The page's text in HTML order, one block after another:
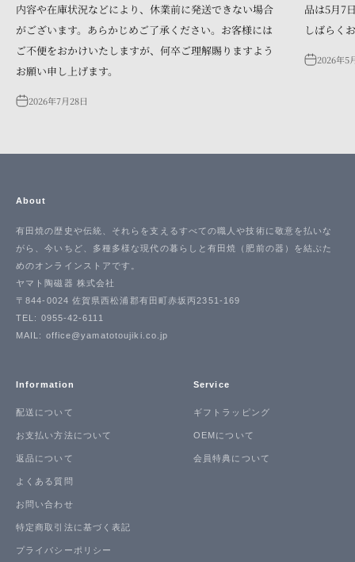
内容や在庫状況などにより、休業前に発送できない場合
がございます。あらかじめご了承ください。お客様には
ご不便をおかけいたしますが、何卒ご理解賜りますよう
お願い申し上げます。
2026年7月28日
品は5月7
しばらく
2026年5
About
有田焼の歴史や伝統、それらを支えるすべての職人や技術に敬意を払いな
がら、今いちど、多種多様な現代の暮らしと有田焼（肥前の器）を結ぶた
めのオンラインストアです。
ヤマト陶磁器 株式会社
〒844-0024 佐賀県西松浦郡有田町赤坂丙2351-169
TEL: 0955-42-6111
MAIL: office@yamatotoujiki.co.jp
Information
配送について
お支払い方法について
返品について
よくある質問
お問い合わせ
特定商取引法に基づく表記
プライバシーポリシー
Service
ギフトラッピング
OEMについて
会員特典について